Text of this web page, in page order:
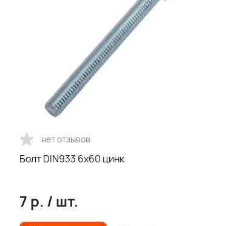
нет отзывов
Болт DIN933 6х60 цинк
7 р. / шт.